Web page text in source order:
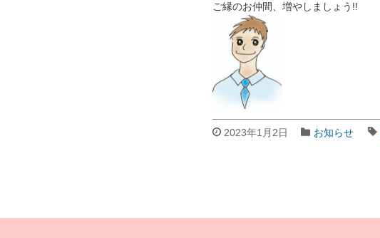
ご縁のお仲間、増やしましょう!!
2023年1月2日 お知らせ